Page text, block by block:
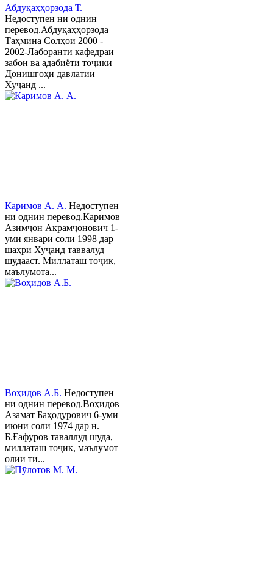
Абдуқаҳҳорзода Т.
Недоступен ни однин
перевод.Абдуқаҳҳорзода
Таҳмина Солҳои 2000 -
2002-Лаборанти кафедраи
забон ва адабиёти тоҷики
Донишгоҳи давлатии
Хуҷанд ...
Каримов А. А. Недоступен
ни однин перевод.Каримов
Азимҷон Акрамҷонович 1-
уми январи соли 1998 дар
шаҳри Хуҷанд таввалуд
шудааст. Миллаташ тоҷик,
маълумота...
Воҳидов А.Б. Недоступен
ни однин перевод.Воҳидов
Азамат Баҳодурович 6-уми
июни соли 1974 дар н.
Б.Ғафуров таваллуд шуда,
миллаташ тоҷик, маълумот
олии ти...